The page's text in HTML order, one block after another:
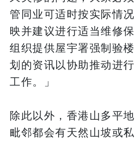
管同业可适时按实际情
映并建议进行适当维修
组织提供屋宇署强制验
划的资讯以协助推动进
工作。」
除此以外，香港山多平
毗邻都会有天然山坡或